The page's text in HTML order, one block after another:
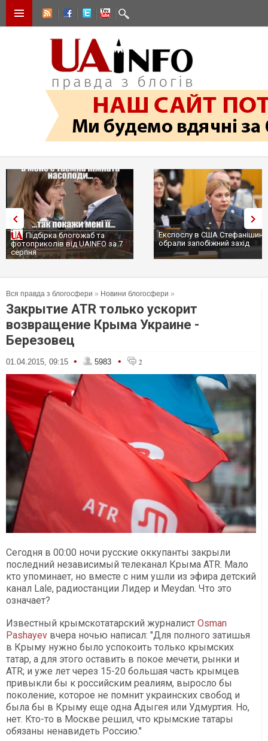
Підбірка блогожаб та
фотоприколів від UAINFO за 7
серпня
Експослу в США
обрали запобіжний захід
Вся правда з блогосфери » Новини блогосфери »
Закрытие ATR только ускорит
возвращение Крыма Украине -
Березовец
01.04.2015, 09:15 • 5983 • 2
Сегодня в 00:00 ночи русские оккупанты закрыли
последний независимый телеканал Крыма ATR. Мало
кто упоминает, но вместе с ним ушли из эфира детский
канал Lale, радиостанции Лидер и Meydan. Что это
означает?
Известный крымскотатарский журналист Osman
Pashayev вчера ночью написал: "Для полного затишья
в Крыму нужно было успокоить только крымских
татар, а для этого оставить в покое мечети, рынки и
ATR; и уже лет через 15-20 большая часть крымцев
привыкли бы к российским реалиям, выросло бы
поколение, которое не помнит украинских свобод и
была бы в Крыму еще одна Адыгея или Удмуртия. Но,
нет. Кто-то в Москве решил, что крымские татары
обязаны ненавидеть Россию."